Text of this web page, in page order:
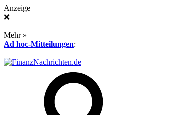
Anzeige
❌
Mehr »
Ad hoc-Mitteilungen: